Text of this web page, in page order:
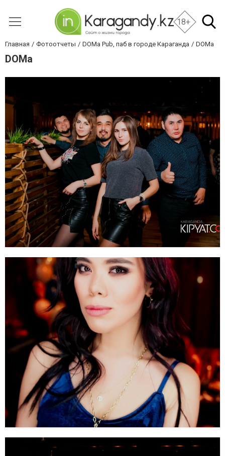
18+
Главная Фотоотчеты DOMa Pub, паб в городе Караганда DOMa
DOMa